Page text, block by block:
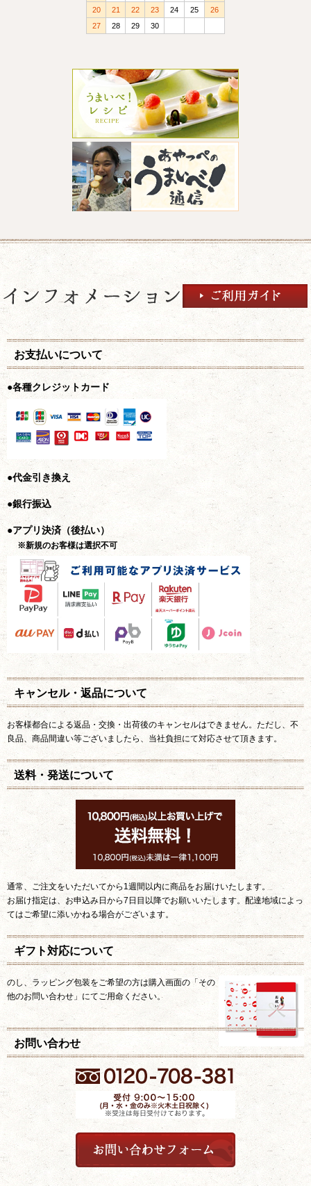
20
21 22 23 24 25
26
27
28 29 30
お支払いについて
●各種クレジットカード
●代金引き換え
●銀行振込
●アプリ決済（後払い）
※新規のお客様は選択不可
キャンセル・返品について
お客様都合による返品・交換・出荷後のキャンセルはできません。ただし、不
良品、商品間違い等ございましたら、当社負担にて対応させて頂きます。
送料・発送について
通常、ご注文をいただいてから1週間以内に商品をお届けいたします。
お届け指定は、お申込み日から7日目以降でお願いいたします。配達地域によっ
てはご希望に添いかねる場合がございます。
ギフト対応について
のし、ラッピング包装をご希望の方は購入画面の「その
他のお問い合わせ」にてご用命ください。
お問い合わせ